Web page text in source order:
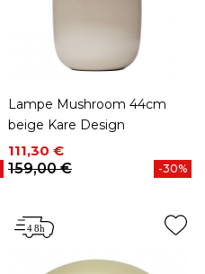
Lampe Mushroom 44cm
beige Kare Design
Prix
111,30 €
Prix de base
159,00 €
-30%